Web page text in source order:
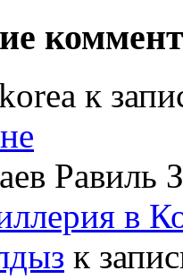
к
Равиль
в
к